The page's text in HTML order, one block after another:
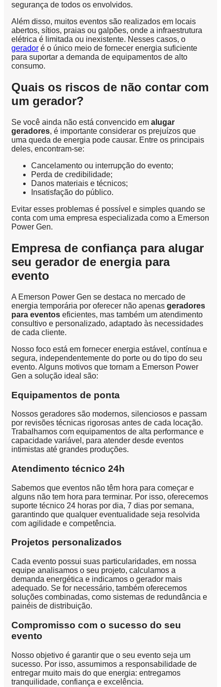
segurança de todos os envolvidos.
Além disso, muitos eventos são realizados em locais
abertos, sítios, praias ou galpões, onde a infraestrutura
elétrica é limitada ou inexistente. Nesses casos, o
gerador é o único meio de fornecer energia suficiente
para suportar a demanda de equipamentos de alto
consumo.
Quais os riscos de não contar com
um gerador?
Se você ainda não está convencido em alugar
geradores, é importante considerar os prejuízos que
uma queda de energia pode causar. Entre os principais
deles, encontram-se:
Cancelamento ou interrupção do evento;
Perda de credibilidade;
Danos materiais e técnicos;
Insatisfação do público.
Evitar esses problemas é possível e simples quando se
conta com uma empresa especializada como a Emerson
Power Gen.
Empresa de confiança para alugar
seu gerador de energia para
evento
A Emerson Power Gen se destaca no mercado de
energia temporária por oferecer não apenas geradores
para eventos eficientes, mas também um atendimento
consultivo e personalizado, adaptado às necessidades
de cada cliente.
Nosso foco está em fornecer energia estável, contínua e
segura, independentemente do porte ou do tipo do seu
evento. Alguns motivos que tornam a Emerson Power
Gen a solução ideal são:
Equipamentos de ponta
Nossos geradores são modernos, silenciosos e passam
por revisões técnicas rigorosas antes de cada locação.
Trabalhamos com equipamentos de alta performance e
capacidade variável, para atender desde eventos
intimistas até grandes produções.
Atendimento técnico 24h
Sabemos que eventos não têm hora para começar e
alguns não tem hora para terminar. Por isso, oferecemos
suporte técnico 24 horas por dia, 7 dias por semana,
garantindo que qualquer eventualidade seja resolvida
com agilidade e competência.
Projetos personalizados
Cada evento possui suas particularidades, em nossa
equipe analisamos o seu projeto, calculamos a
demanda energética e indicamos o gerador mais
adequado. Se for necessário, também oferecemos
soluções combinadas, como sistemas de redundância e
painéis de distribuição.
Compromisso com o sucesso do seu
evento
Nosso objetivo é garantir que o seu evento seja um
sucesso. Por isso, assumimos a responsabilidade de
entregar muito mais do que energia: entregamos
tranquilidade, confiança e excelência.